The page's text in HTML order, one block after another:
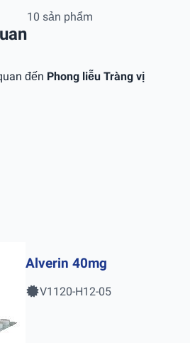
10 sản phẩm
đến Phong liễu Tràng vị
Alverin 40mg
V1120-H12-05